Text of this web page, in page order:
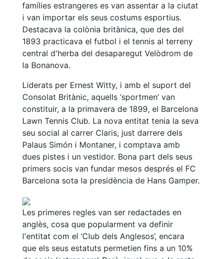
executiva
Fundació
Serveis
Instal·lacions
Preguntes
(FAQs)
Treballa amb
nosaltres
Àrea esportiva
Tennis
Escola de
tennis
Next Gen
Palmarès
equips
Llegendes
Jugadors
famílies estrangeres es van assentar a la ciutat
i van importar els seus costums esportius.
Destacava la colònia britànica, que des del
1893 practicava el futbol i el tennis al terreny
central d'herba del desaparegut Velòdrom de
la Bonanova.
Liderats per Ernest Witty, i amb el suport del
Consolat Britànic, aquells ‘sportmen’ van
constituir, a la primavera de 1899, el Barcelona
Lawn Tennis Club. La nova entitat tenia la seva
seu social al carrer Claris, just darrere dels
Palaus Simón i Montaner, i comptava amb
dues pistes i un vestidor. Bona part dels seus
primers socis van fundar mesos després el FC
Barcelona sota la presidència de Hans Gamper.
Les primeres regles van ser redactades en
anglès, cosa que popularment va definir
l'entitat com el ‘Club dels Anglesos’, encara
que els seus estatuts permetien fins a un 10%